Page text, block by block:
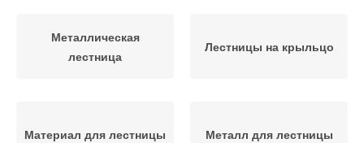
Металлическая
лестница
Лестницы на крыльцо
Материал для лестницы Металл для лестницы